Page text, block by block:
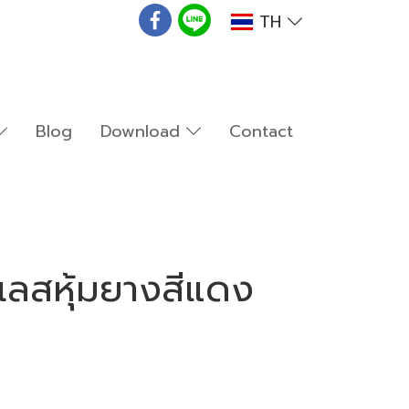
TH
Blog Download Contact
ลสหุ้มยางสีแดง